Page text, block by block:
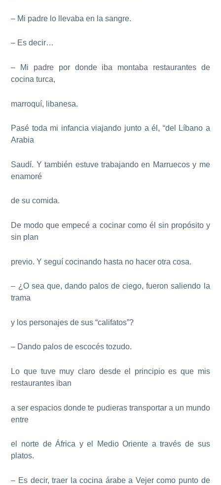
– Mi padre lo llevaba en la sangre.
– Es decir…
– Mi padre por donde iba montaba restaurantes de
cocina turca,
marroquí, libanesa.
Pasé toda mi infancia viajando junto a él, “del Líbano a
Arabia
Saudí. Y también estuve trabajando en Marruecos y me
enamoré
de su comida.
De modo que empecé a cocinar como él sin propósito y
sin plan
previo. Y seguí cocinando hasta no hacer otra cosa.
– ¿O sea que, dando palos de ciego, fueron saliendo la
trama
y los personajes de sus “califatos”?
– Dando palos de escocés tozudo.
Lo que tuve muy claro desde el principio es que mis
restaurantes iban
a ser espacios donde te pudieras transportar a un mundo
entre
el norte de África y el Medio Oriente a través de sus
platos.
– Es decir, traer la cocina árabe a Vejer como punto de